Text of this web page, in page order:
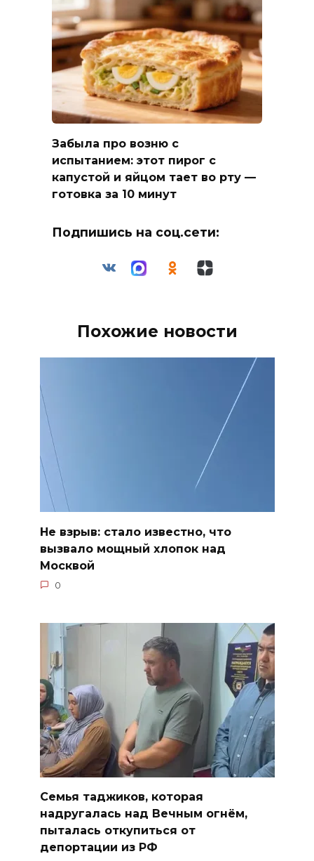
Забыла про возню с
испытанием: этот пирог с
капустой и яйцом тает во рту —
готовка за 10 минут
Подпишись на соц.сети:
Похожие новости
Не взрыв: стало известно, что
вызвало мощный хлопок над
Москвой
0
Семья таджиков, которая
надругалась над Вечным огнём,
пыталась откупиться от
депортации из РФ